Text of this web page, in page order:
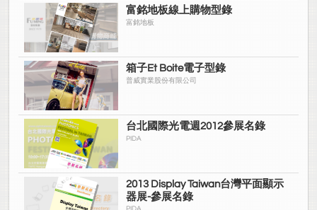
富銘地板線上購物型錄
富銘地板
箱子Et Boite電子型錄
普威實業股份有限公司
台北國際光電週2012參展名錄
PIDA
2013 Display Taiwan台灣平面顯示
器展-參展名錄
PIDA